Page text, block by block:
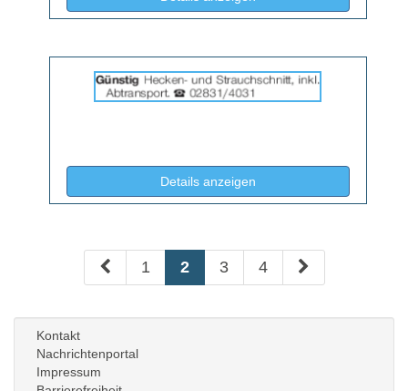
der
Anzeige
Details anzeigen(ID: 2059940)
1 2 3 4
Kontakt
Nachrichtenportal
Impressum